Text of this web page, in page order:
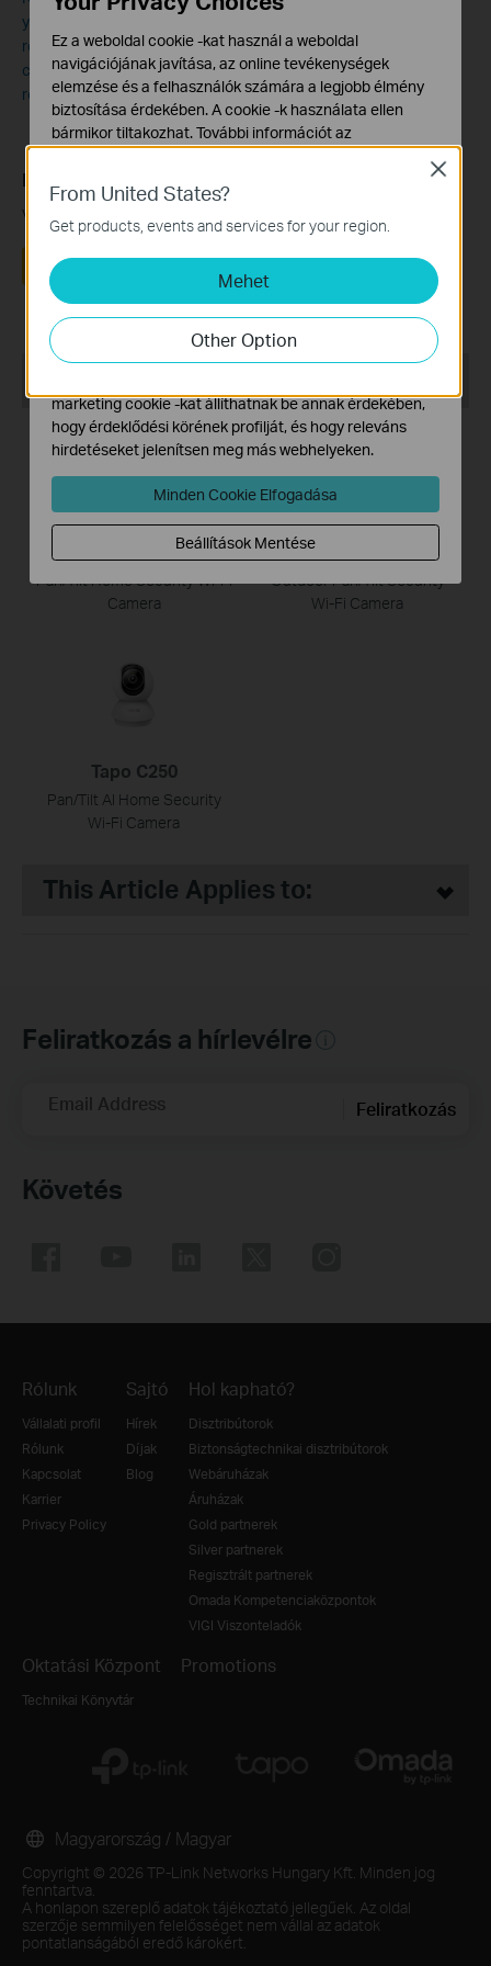
your device will not be able to reconnect to the network and will
require a complete factory reset. As a result, it is important to
consider whether or not you need a static IP or if an IP
reservation will suffice.
Ez a GY.I.K. hasznos volt?
Véleménye segíti az oldal fejlesztését
Igen Nem
Tapo C260
Pan/Tilt Home Security Wi-Fi
Camera
Tapo C560WS
Outdoor Pan/Tilt Security
Wi-Fi Camera
Tapo C250
Pan/Tilt AI Home Security
Wi-Fi Camera
This Article Applies to:
Feliratkozás a hírlevélre
Email Address Feliratkozás
Követés
Rólunk
Vállalati profil
Rólunk
Kapcsolat
Karrier
Privacy Policy
Sajtó
Hírek
Díjak
Blog
Hol kapható?
Disztribútorok
Biztonságtechnikai disztribútorok
Webáruházak
Áruházak
Gold partnerek
Silver partnerek
Regisztrált partnerek
Omada Kompetenciaközpontok
VIGI Viszonteladók
Oktatási Központ
Technikai Könyvtár
Promotions
Copyright © 2026 TP-Link Networks Hungary Kft. Minden jog
fenntartva.
A honlapon szereplő adatok tájékoztató jellegűek. Az oldal
szerzője semmilyen felelősséget nem vállal az adatok
pontatlanságából eredő károkért.
Magyarország / Magyar
From United States?
Get products, events and services for your region.
Mehet
Other Option
Close
Ez a weboldal cookie -kat használ a weboldal
navigációjának javítása, az online tevékenységek
elemzése és a felhasználók számára a legjobb élmény
biztosítása érdekében. A cookie -k használata ellen
bármikor tiltakozhat. További információt az
Alap Cookie-k
Ezek a cookie -k a webhely működéséhez szükségesek,
és nem tilthatók le a rendszereiben.
Marketing és Elemző Cookie-k
Az elemző cookie -k lehetővé teszik számunkra, hogy
elemezzük weboldalunkon végzett tevékenységeit, hogy
javítsuk és módosítsuk webhelyünk működését.
marketing cookie -kat állíthatnak be annak érdekében,
hogy érdeklődési körének profilját, és hogy releváns
hirdetéseket jelenítsen meg más webhelyeken.
Minden Cookie Elfogadása
Beállítások Mentése